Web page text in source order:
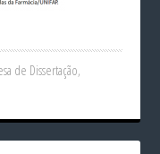
de Dissertação,